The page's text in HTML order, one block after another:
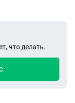
что делать.